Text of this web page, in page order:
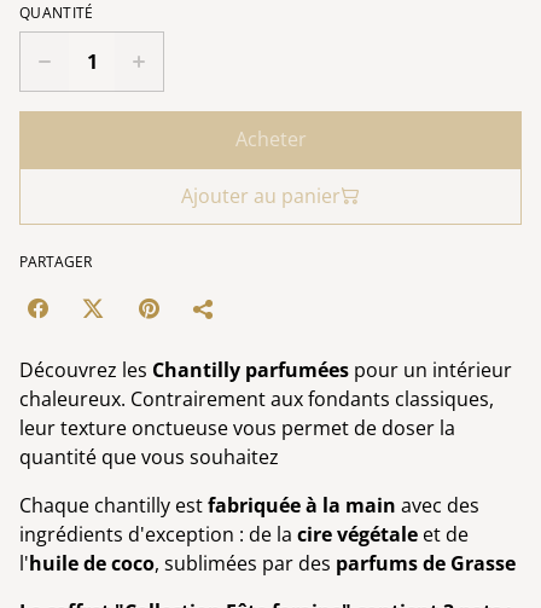
QUANTITÉ
Acheter
Ajouter au panier
PARTAGER
Découvrez les Chantilly parfumées pour un intérieur
chaleureux. Contrairement aux fondants classiques,
leur texture onctueuse vous permet de doser la
quantité que vous souhaitez
Chaque chantilly estfabriquée à la main avec des
ingrédients d'exception : de la cire végétale et de
l'huile de coco, sublimées par des parfums de Grasse